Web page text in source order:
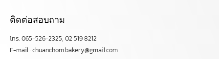
ติดต่อสอบถาม
โทร. 065-526-2325, 02 519 8212
E-mail : chuanchom.bakery@gmail.com